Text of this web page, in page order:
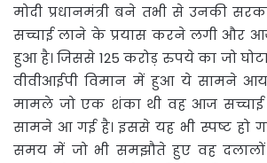
मोदी प्रधानमंत्री बने तभी से उनकी
सच्चाई लाने के प्रयास करने लगी और
हुआ है। जिससे 125 करोड़ रुपये का जो
वीवीआईपी विमान में हुआ ये सामने
मामले जो एक शंका थी वह आज
सामने आ गई है। इससे यह भी स्पष्ट हो
समय में जो भी समझौते हुए वह